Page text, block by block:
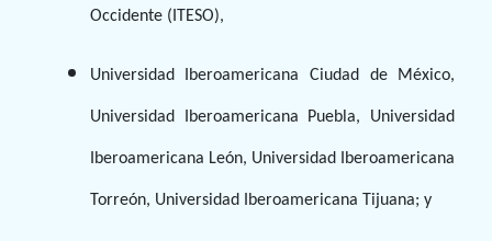
Lo más buscado
Derecho
Occidente (ITESO),
Universidad Iberoamericana Ciudad de México,
Universidad Iberoamericana Puebla, Universidad
Iberoamericana León, Universidad Iberoamericana
Torreón, Universidad Iberoamericana Tijuana; y